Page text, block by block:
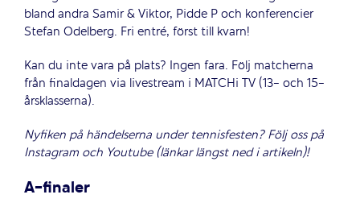
bland andra Samir & Viktor, Pidde P och konferencier
Stefan Odelberg. Fri entré, först till kvarn!
Kan du inte vara på plats? Ingen fara. Följ matcherna
från finaldagen via livestream i MATCHi TV (13- och 15-
årsklasserna).
Nyfiken på händelserna under tennisfesten? Följ oss på
Instagram och Youtube (länkar längst ned i artikeln)!
A-finaler